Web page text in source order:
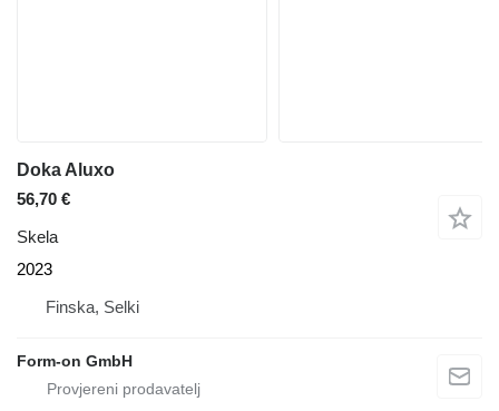
Doka Aluxo
56,70 €
Skela
2023
Finska, Selki
Form-on GmbH